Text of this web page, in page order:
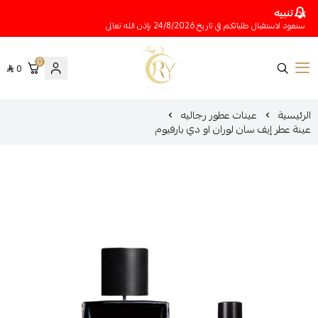
تنبيه
سنعود لاستقبال طلباتكم في تاريخ 24/8/2026 بإذن الله تعالى
متجر عينات عطور أوري
0
0
الرئيسية عينات عطور رجاليه
عينة عطر إيف سان لوران او دي بارفيوم